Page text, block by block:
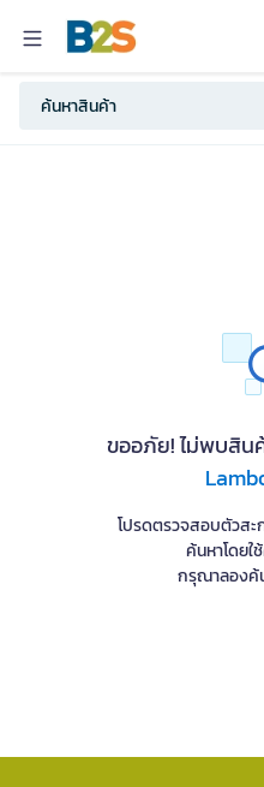
ขออภัย! ไม่พบสิ
โปรดตรวจสอบตัวส
ค้นหาโดยใ
กรุณาลองค้